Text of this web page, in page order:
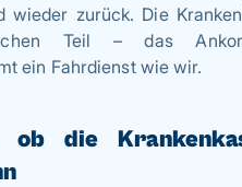
wieder zurück. Die
Teil – das
ein Fahrdienst wie wir.
die